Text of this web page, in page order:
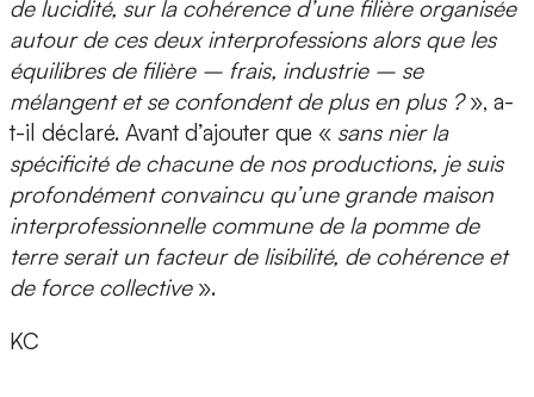
de lucidité, sur la cohérence d’une filière organisée
autour de ces deux interprofessions alors que les
équilibres de filière – frais, industrie – se
mélangent et se confondent de plus en plus ?», a-
t-il déclaré. Avant d’ajouter que « sans nier la
spécificité de chacune de nos productions, je suis
profondément convaincu qu’une grande maison
interprofessionnelle commune de la pomme de
terre serait un facteur de lisibilité, de cohérence et
de force collective ».
KC